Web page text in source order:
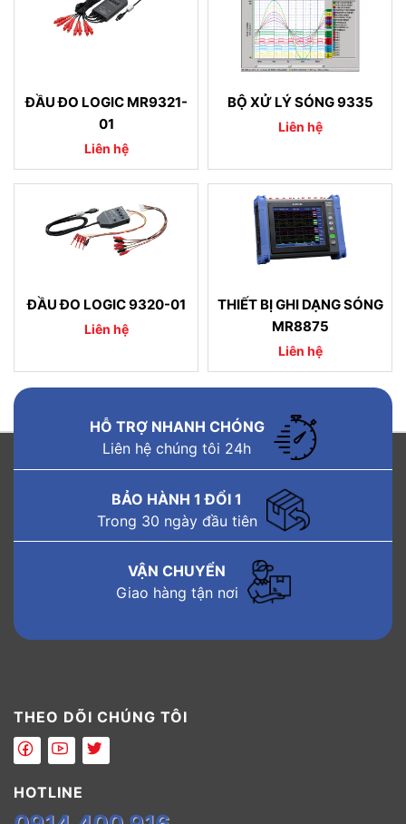
ĐẦU ĐO LOGIC MR9321-
01
Liên hệ
BỘ XỬ LÝ SÓNG 9335
Liên hệ
ĐẦU ĐO LOGIC 9320-01
Liên hệ
THIẾT BỊ GHI DẠNG SÓNG
MR8875
Liên hệ
HỖ TRỢ NHANH CHÓNG
Liên hệ chúng tôi 24h
BẢO HÀNH 1 ĐỔI 1
Trong 30 ngày đầu tiên
VẬN CHUYỂN
Giao hàng tận nơi
THEO DÕI CHÚNG TÔI
HOTLINE